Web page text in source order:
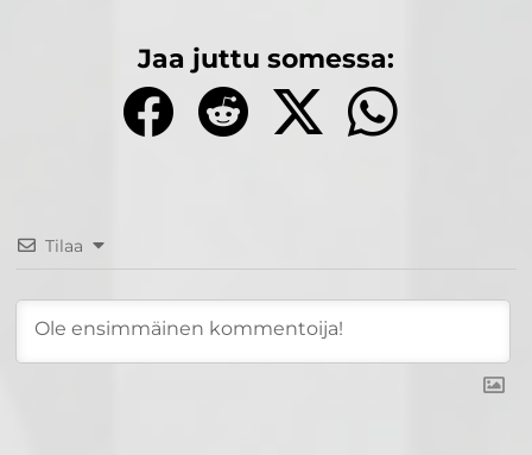
Jaa juttu somessa:
Tilaa